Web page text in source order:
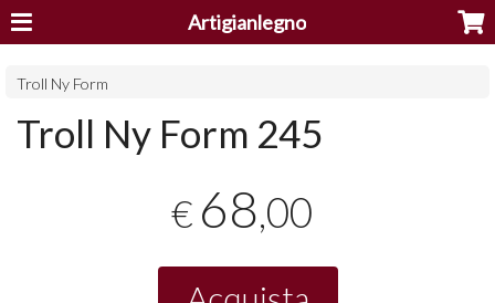
Artigianlegno
Troll Ny Form
Troll Ny Form 245
€ 68,00